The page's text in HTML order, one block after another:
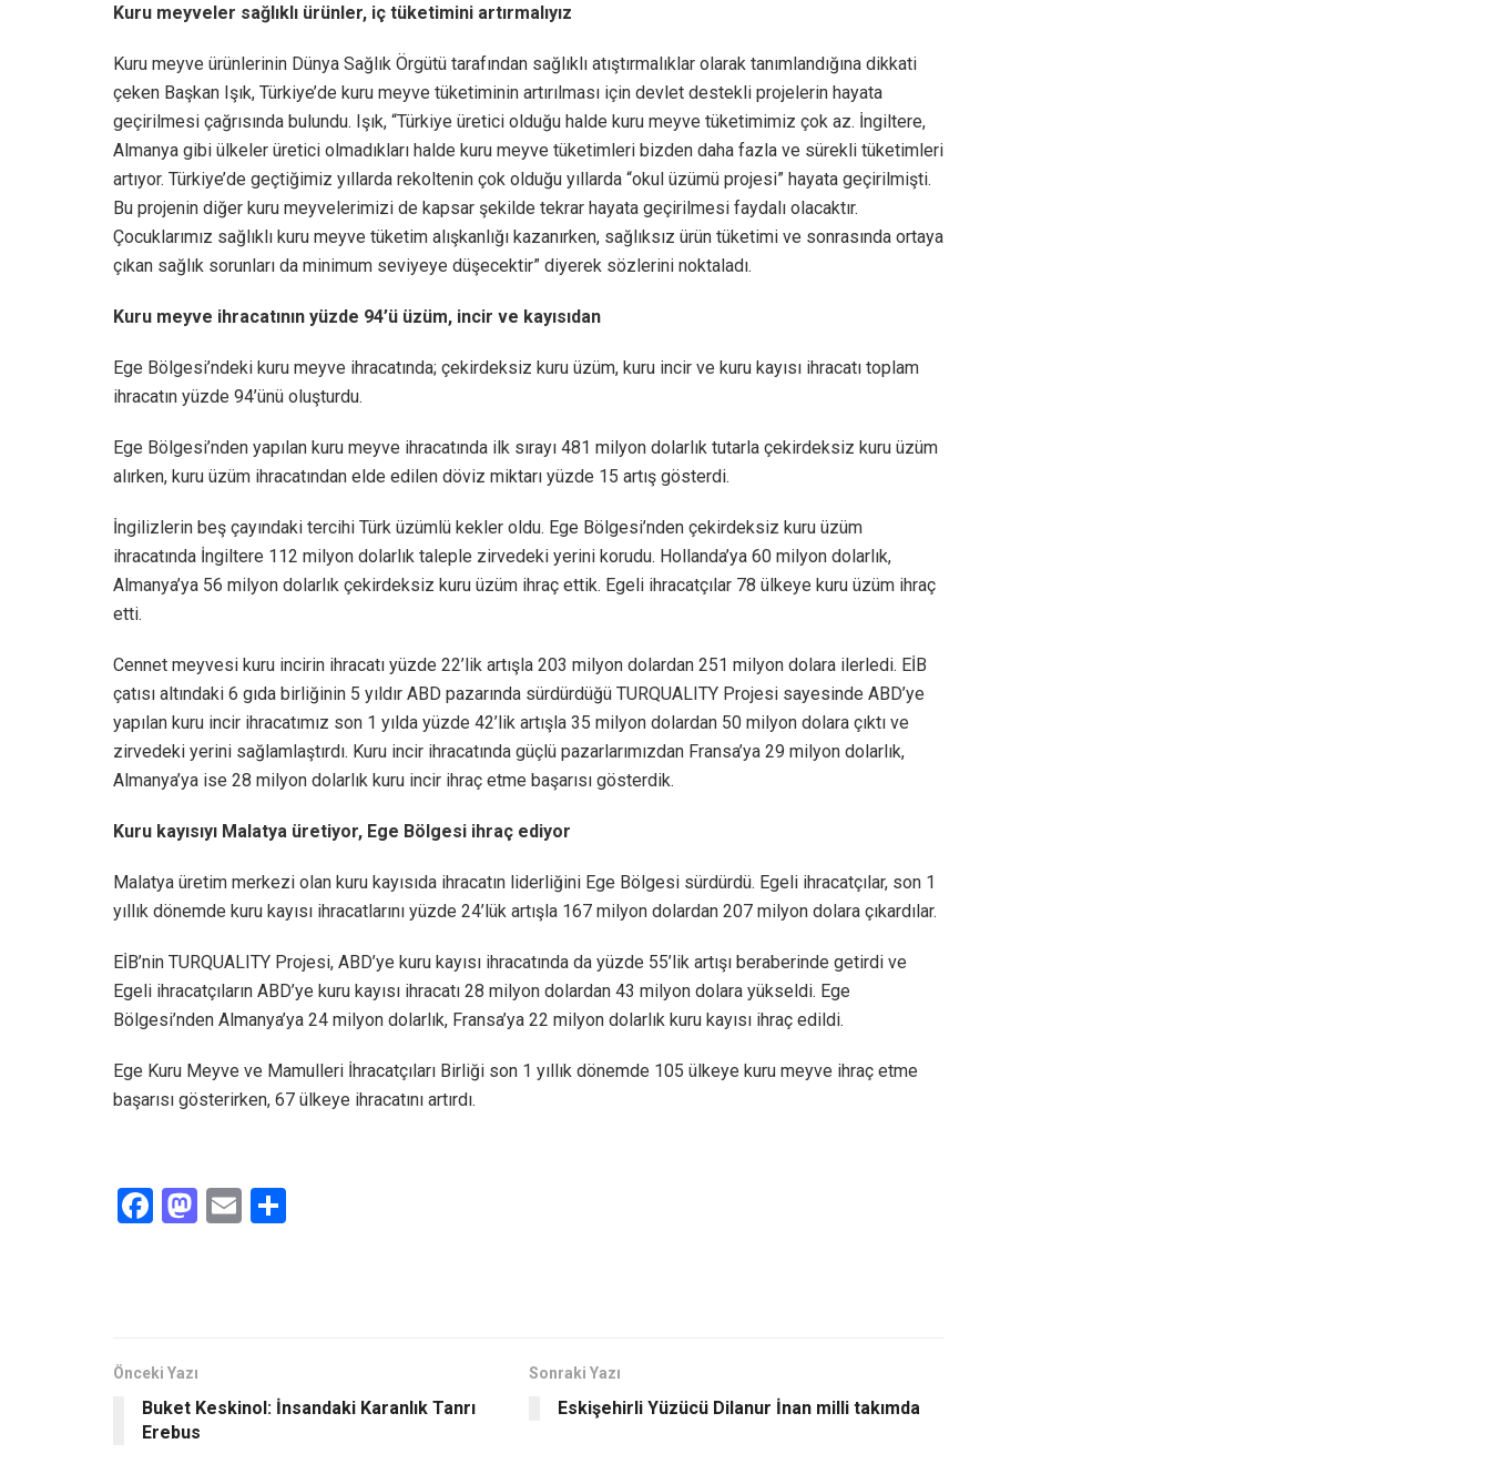
Kuru meyveler sağlıklı ürünler, iç tüketimini artırmalıyız
Kuru meyve ürünlerinin Dünya Sağlık Örgütü tarafından sağlıklı atıştırmalıklar olarak tanımlandığına dikkati
çeken Başkan Işık, Türkiye’de kuru meyve tüketiminin artırılması için devlet destekli projelerin hayata
geçirilmesi çağrısında bulundu. Işık, “Türkiye üretici olduğu halde kuru meyve tüketimimiz çok az. İngiltere,
Almanya gibi ülkeler üretici olmadıkları halde kuru meyve tüketimleri bizden daha fazla ve sürekli tüketimleri
artıyor. Türkiye’de geçtiğimiz yıllarda rekoltenin çok olduğu yıllarda “okul üzümü projesi” hayata geçirilmişti.
Bu projenin diğer kuru meyvelerimizi de kapsar şekilde tekrar hayata geçirilmesi faydalı olacaktır.
Çocuklarımız sağlıklı kuru meyve tüketim alışkanlığı kazanırken, sağlıksız ürün tüketimi ve sonrasında ortaya
çıkan sağlık sorunları da minimum seviyeye düşecektir” diyerek sözlerini noktaladı.
Kuru meyve ihracatının yüzde 94’ü üzüm, incir ve kayısıdan
Ege Bölgesi’ndeki kuru meyve ihracatında; çekirdeksiz kuru üzüm, kuru incir ve kuru kayısı ihracatı toplam
ihracatın yüzde 94’ünü oluşturdu.
Ege Bölgesi’nden yapılan kuru meyve ihracatında ilk sırayı 481 milyon dolarlık tutarla çekirdeksiz kuru üzüm
alırken, kuru üzüm ihracatından elde edilen döviz miktarı yüzde 15 artış gösterdi.
İngilizlerin beş çayındaki tercihi Türk üzümlü kekler oldu. Ege Bölgesi’nden çekirdeksiz kuru üzüm
ihracatında İngiltere 112 milyon dolarlık taleple zirvedeki yerini korudu. Hollanda’ya 60 milyon dolarlık,
Almanya’ya 56 milyon dolarlık çekirdeksiz kuru üzüm ihraç ettik. Egeli ihracatçılar 78 ülkeye kuru üzüm ihraç
etti.
Cennet meyvesi kuru incirin ihracatı yüzde 22’lik artışla 203 milyon dolardan 251 milyon dolara ilerledi. EİB
çatısı altındaki 6 gıda birliğinin 5 yıldır ABD pazarında sürdürdüğü TURQUALITY Projesi sayesinde ABD’ye
yapılan kuru incir ihracatımız son 1 yılda yüzde 42’lik artışla 35 milyon dolardan 50 milyon dolara çıktı ve
zirvedeki yerini sağlamlaştırdı. Kuru incir ihracatında güçlü pazarlarımızdan Fransa’ya 29 milyon dolarlık,
Almanya’ya ise 28 milyon dolarlık kuru incir ihraç etme başarısı gösterdik.
Kuru kayısıyı Malatya üretiyor, Ege Bölgesi ihraç ediyor
Malatya üretim merkezi olan kuru kayısıda ihracatın liderliğini Ege Bölgesi sürdürdü. Egeli ihracatçılar, son 1
yıllık dönemde kuru kayısı ihracatlarını yüzde 24’lük artışla 167 milyon dolardan 207 milyon dolara çıkardılar.
EİB’nin TURQUALITY Projesi, ABD’ye kuru kayısı ihracatında da yüzde 55’lik artışı beraberinde getirdi ve
Egeli ihracatçıların ABD’ye kuru kayısı ihracatı 28 milyon dolardan 43 milyon dolara yükseldi. Ege
Bölgesi’nden Almanya’ya 24 milyon dolarlık, Fransa’ya 22 milyon dolarlık kuru kayısı ihraç edildi.
Ege Kuru Meyve ve Mamulleri İhracatçıları Birliği son 1 yıllık dönemde 105 ülkeye kuru meyve ihraç etme
başarısı gösterirken, 67 ülkeye ihracatını artırdı.
F
o
k
M
n
E
Önceki Yazı
Buket Keskinol: İnsandaki Karanlık Tanrı
Erebus
Sonraki Yazı
Eskişehirli Yüzücü Dilanur İnan milli takımda